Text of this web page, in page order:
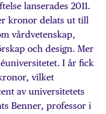
lanserades 2011.
kronor delats ut till
vårdvetenskap,
och design. Mer
I år fick
vilket
av universitetets
Benner, professor i